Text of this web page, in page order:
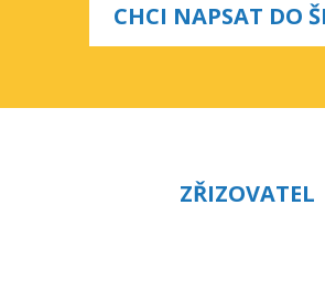
CHCI NAPSAT DO
ZŘIZOVATEL